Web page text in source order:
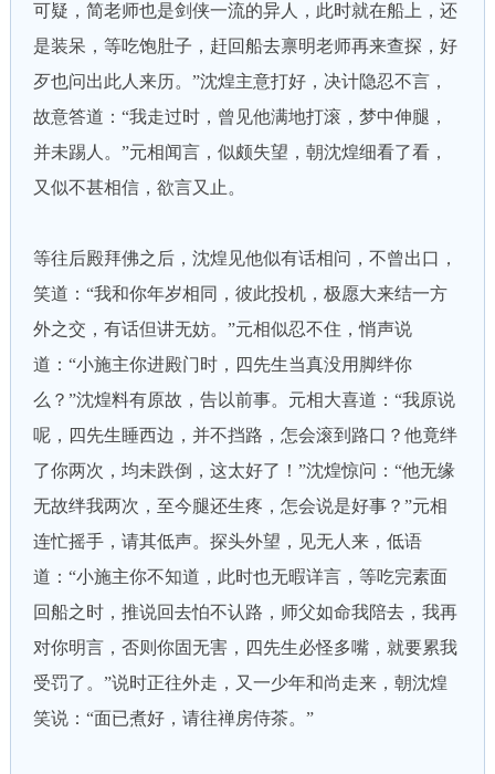
可疑，简老师也是剑侠一流的异人，此时就在船上，还
是装呆，等吃饱肚子，赶回船去禀明老师再来查探，好
歹也问出此人来历。”沈煌主意打好，决计隐忍不言，
故意答道：“我走过时，曾见他满地打滚，梦中伸腿，
并未踢人。”元相闻言，似颇失望，朝沈煌细看了看，
又似不甚相信，欲言又止。
等往后殿拜佛之后，沈煌见他似有话相问，不曾出口，
笑道：“我和你年岁相同，彼此投机，极愿大来结一方
外之交，有话但讲无妨。”元相似忍不住，悄声说
道：“小施主你进殿门时，四先生当真没用脚绊你
么？”沈煌料有原故，告以前事。元相大喜道：“我原说
呢，四先生睡西边，并不挡路，怎会滚到路口？他竟绊
了你两次，均未跌倒，这太好了！”沈煌惊问：“他无缘
无故绊我两次，至今腿还生疼，怎会说是好事？”元相
连忙摇手，请其低声。探头外望，见无人来，低语
道：“小施主你不知道，此时也无暇详言，等吃完素面
回船之时，推说回去怕不认路，师父如命我陪去，我再
对你明言，否则你固无害，四先生必怪多嘴，就要累我
受罚了。”说时正往外走，又一少年和尚走来，朝沈煌
笑说：“面已煮好，请往禅房侍茶。”